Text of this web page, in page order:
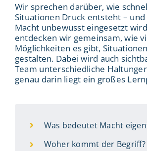
Wir sprechen darüber, wie
Situationen Druck entsteht –
Macht unbewusst eingesetzt
entdecken wir gemeinsam, wie
Möglichkeiten es gibt,
gestalten. Dabei wird auch
Team unterschiedliche
genau darin liegt ein großes
Was bedeutet Macht
Woher kommt der Begriff?